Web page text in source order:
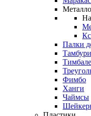
Палки
Фимбо
Ханги
Чаймсы